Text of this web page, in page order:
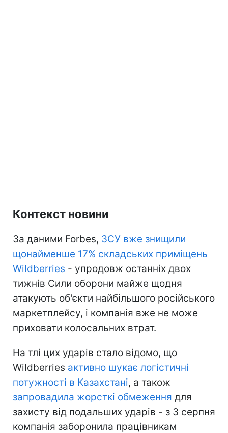
Контекст новини
За даними Forbes, ЗСУ вже знищили
щонайменше 17% складських приміщень
Wildberries - упродовж останніх двох
тижнів Сили оборони майже щодня
атакують об'єкти найбільшого російського
маркетплейсу, і компанія вже не може
приховати колосальних втрат.
На тлі цих ударів стало відомо, що
Wildberries активно шукає логістичні
потужності в Казахстані, а також
запровадила жорсткі обмеження для
захисту від подальших ударів - з 3 серпня
компанія заборонила працівникам